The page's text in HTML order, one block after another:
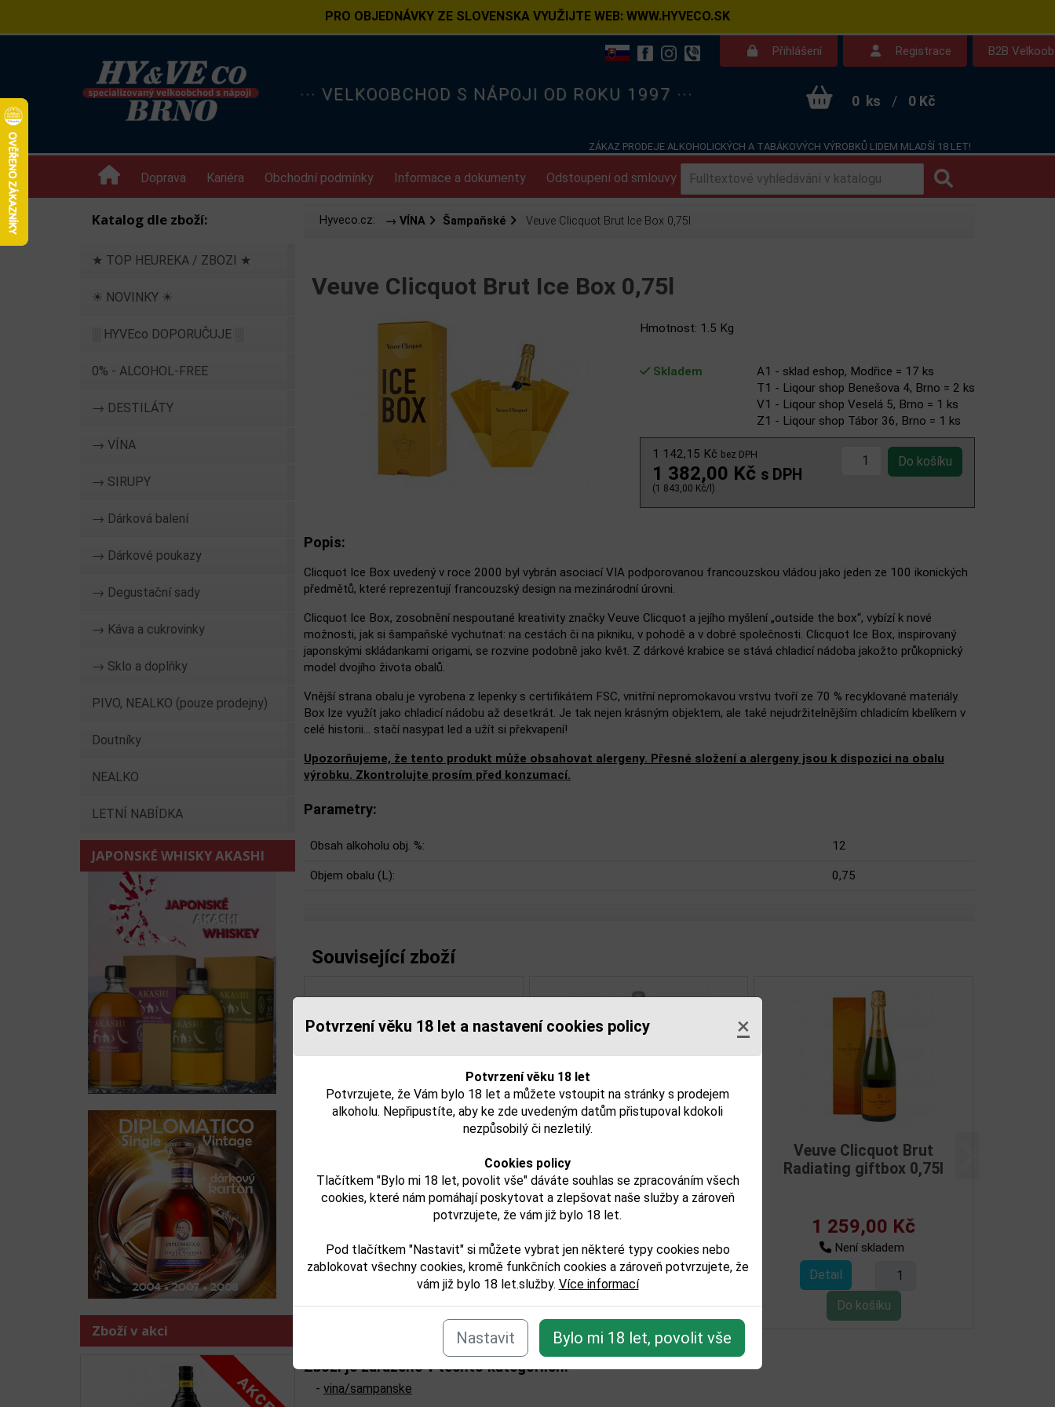
Potvrzení věku 18 let a nastavení cookies policy ×
Potvrzení věku 18 let
Potvrzujete, že Vám bylo 18 let a můžete vstoupit na stránky s prodejem
alkoholu. Nepřipustíte, aby ke zde uvedeným datům přistupoval kdokoli
nezpůsobilý či nezletilý.
Cookies policy
Tlačítkem "Bylo mi 18 let, povolit vše" dáváte souhlas se zpracováním všech
cookies, které nám pomáhají poskytovat a zlepšovat naše služby a zároveň
potvrzujete, že vám již bylo 18 let.
Pod tlačítkem "Nastavit" si můžete vybrat jen některé typy cookies nebo
zablokovat všechny cookies, kromě funkčních cookies a zároveň potvrzujete, že
vám již bylo 18 let.služby. Více informací
Nastavit Bylo mi 18 let, povolit vše
PRO OBJEDNÁVKY ZE SLOVENSKA VYUŽIJTE WEB: WWW.HYVECO.SK
Přihlášení Registrace B2B
··· VELKOOBCHOD S NÁPOJI OD ROKU 1997 ··· 0 ks / 0 Kč
ZÁKAZ PRODEJE ALKOHOLICKÝCH A TABÁKOVÝCH VÝROBKŮ LIDEM MLADŠÍ 18 LET!
Doprava Kariéra Obchodní podmínky Informace a dokumenty Odstoupení od smlouvy Kontakt Dotazy
Katalog dle zboží:
★ TOP HEUREKA / ZBOZI ★
☀ NOVINKY ☀
░ HYVEco DOPORUČUJE ░
0% - ALCOHOL-FREE
→ DESTILÁTY
→ VÍNA
→ SIRUPY
→ Dárková balení
→ Dárkové poukazy
→ Degustační sady
→ Káva a cukrovinky
→ Sklo a doplňky
PIVO, NEALKO (pouze prodejny)
Doutníky
NEALKO
LETNÍ NABÍDKA
JAPONSKÉ WHISKY AKASHI
Zboží v akci
Hyveco.cz: → VÍNA Šampaňské Veuve Clicquot Brut Ice Box 0,75l
Veuve Clicquot Brut Ice Box 0,75l
Hmotnost: 1.5 Kg
Skladem
A1 - sklad eshop, Modřice = 17 ks
T1 - Liqour shop Benešova 4, Brno = 2 ks
V1 - Liqour shop Veselá 5, Brno = 1 ks
Z1 - Liqour shop Tábor 36, Brno = 1 ks
1 142,15 Kč bez DPH
1 382,00 Kč s DPH
(1 843,00 Kč/l)
Popis:
Clicquot Ice Box uvedený v roce 2000 byl vybrán asociací VIA podporovanou francouzskou vládou jako jeden ze 100 ikonických
předmětů, které reprezentují francouzský design na mezinárodní úrovni.
Clicquot Ice Box, zosobnění nespoutané kreativity značky Veuve Clicquot a jejího myšlení „outside the box“, vybízí k nové
možnosti, jak si šampaňské vychutnat: na cestách či na pikniku, v pohodě a v dobré společnosti. Clicquot Ice Box, inspirovaný
japonskými skládankami origami, se rozvine podobně jako květ. Z dárkové krabice se stává chladicí nádoba jakožto průkopnický
model dvojího života obalů.
Vnější strana obalu je vyrobena z lepenky s certifikátem FSC, vnitřní nepromokavou vrstvu tvoří ze 70 % recyklované materiály.
Box lze využít jako chladicí nádobu až desetkrát. Je tak nejen krásným objektem, ale také nejudržitelnějším chladicím kbelíkem v
celé historii… stačí nasypat led a užít si překvapení!
Upozorňujeme, že tento produkt může obsahovat alergeny. Přesné složení a alergeny jsou k dispozici na obalu
výrobku. Zkontrolujte prosím před konzumací.
Parametry:
Obsah alkoholu obj. %: 12
Objem obalu (L): 0,75
Související zboží
1 456,00 Kč
Není skladem
Detail
Dame Brut 2008 0,75l
3 599,00 Kč
Není skladem
Detail
Veuve Clicquot La Grande
Dame 2008 0,75l
3 399,00 Kč
Není skladem
Detail
Zboží je zařazeno v těchto kategoriích:
- vina/sampanske